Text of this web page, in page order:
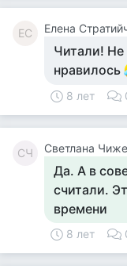
ЕС Елена
Читали! Не
нравилось
8 лет
СЧ Светлана
Да. А в
считали.
времени
8 лет